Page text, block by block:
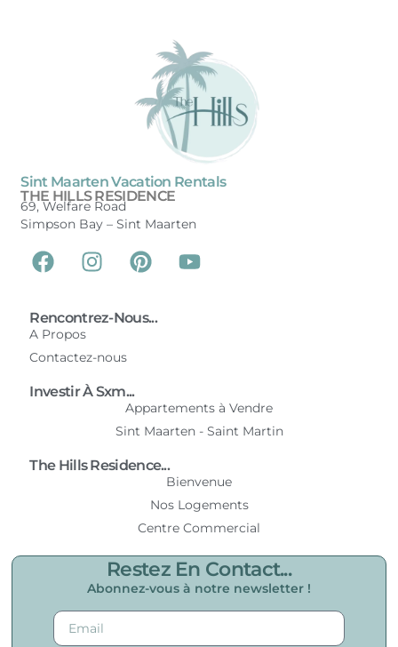
Sint Maarten Vacation Rentals
THE HILLS RESIDENCE
69, Welfare Road
Simpson Bay –Sint Maarten
Rencontrez-Nous...
A Propos
Contactez-nous
Investir À Sxm...
Appartements à Vendre
Sint Maarten - Saint Martin
The Hills Residence...
Bienvenue
Nos Logements
Centre Commercial
Restez En Contact...
Abonnez-vous à notre newsletter !